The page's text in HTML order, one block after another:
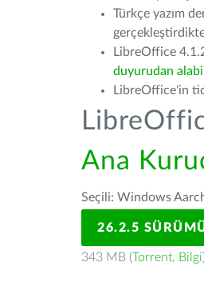
Türkçe yazım
LibreOffice
duyurudan
LibreOffice'in
Ana
Seçili: Windows
26.2.5
343 MB (Torrent, Bilgi